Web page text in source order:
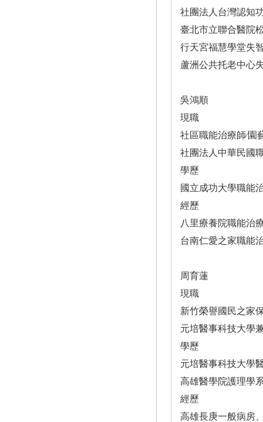
社團法人台灣認知
臺北市立聯合醫院
行天宮福慧學堂失
蘆洲公共托老中心
吳鴻順
現職
社區職能治療師∕園
社團法人中華民國
學歷
國立成功大學職能
經歷
八里療養院職能治
台南仁愛之家職能
周育蓮
現職
新竹榮譽國民之家
元培醫事科技大學
學歷
元培醫事科技大學
高雄醫學院護理學
經歷
高雄長庚一般病房